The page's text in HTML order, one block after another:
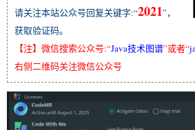
请关注本站公众号回复关键字:“2021”，
获取验证码。
【注】微信搜索公众号:“Java技术图谱”或者“
右侧二维码关注微信公众号